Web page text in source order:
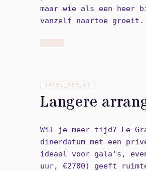
maar wie als een heer
vanzelf naartoe groeit.
INTEL_SET_ 02
Langere
Wil je meer tijd? Le
dinerdatum met een
ideaal voor gala's,
uur, €2700) geeft